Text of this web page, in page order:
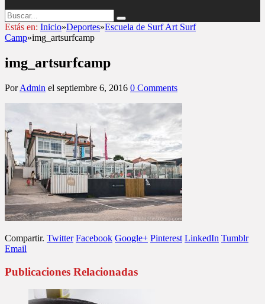
Estás en: Inicio»Deportes»Escuela de Surf Art Surf
Camp»img_artsurfcamp
img_artsurfcamp
PorAdmin el septiembre 6, 2016 0 Comments
Compartir. Twitter Facebook Google+ Pinterest LinkedIn Tumblr
Email
Publicaciones Relacionadas